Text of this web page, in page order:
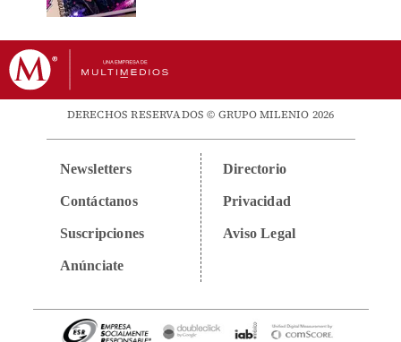
DERECHOS RESERVADOS © GRUPO MILENIO 2026
Newsletters
Contáctanos
Suscripciones
Anúnciate
Directorio
Privacidad
Aviso Legal